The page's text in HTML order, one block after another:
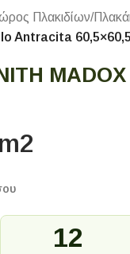
Πλακιδίων/
Io Antracita
MADOX
12